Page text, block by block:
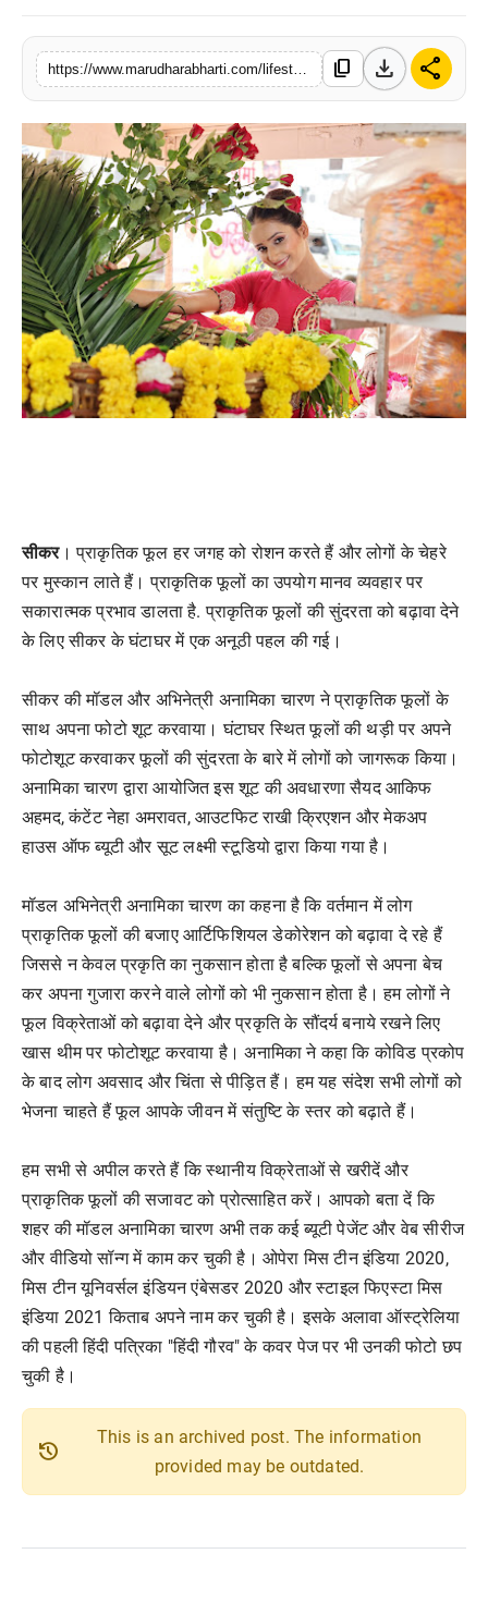
content_copy download share
सीकर। प्राकृतिक फूल हर जगह को रोशन करते हैं और लोगों के चेहरे
पर मुस्कान लाते हैं। प्राकृतिक फूलों का उपयोग मानव व्यवहार पर
सकारात्मक प्रभाव डालता है. प्राकृतिक फूलों की सुंदरता को बढ़ावा देने
के लिए सीकर के घंटाघर में एक अनूठी पहल की गई।
सीकर की मॉडल और अभिनेत्री अनामिका चारण ने प्राकृतिक फूलों के
साथ अपना फोटो शूट करवाया। घंटाघर स्थित फूलों की थड़ी पर अपने
फोटोशूट करवाकर फूलों की सुंदरता के बारे में लोगों को जागरूक किया।
अनामिका चारण द्वारा आयोजित इस शूट की अवधारणा सैयद आकिफ
अहमद, कंटेंट नेहा अमरावत, आउटफिट राखी क्रिएशन और मेकअप
हाउस ऑफ ब्यूटी और सूट लक्ष्मी स्टूडियो द्वारा किया गया है।
मॉडल अभिनेत्री अनामिका चारण का कहना है कि वर्तमान में लोग
प्राकृतिक फूलों की बजाए आर्टिफिशियल डेकोरेशन को बढ़ावा दे रहे हैं
जिससे न केवल प्रकृति का नुकसान होता है बल्कि फूलों से अपना बेच
कर अपना गुजारा करने वाले लोगों को भी नुकसान होता है। हम लोगों ने
फूल विक्रेताओं को बढ़ावा देने और प्रकृति के सौंदर्य बनाये रखने लिए
खास थीम पर फोटोशूट करवाया है। अनामिका ने कहा कि कोविड प्रकोप
के बाद लोग अवसाद और चिंता से पीड़ित हैं। हम यह संदेश सभी लोगों को
भेजना चाहते हैं फूल आपके जीवन में संतुष्टि के स्तर को बढ़ाते हैं।
हम सभी से अपील करते हैं कि स्थानीय विक्रेताओं से खरीदें और
प्राकृतिक फूलों की सजावट को प्रोत्साहित करें। आपको बता दें कि
शहर की मॉडल अनामिका चारण अभी तक कई ब्यूटी पेजेंट और वेब सीरीज
और वीडियो सॉन्ग में काम कर चुकी है। ओपेरा मिस टीन इंडिया 2020,
मिस टीन यूनिवर्सल इंडियन एंबेसडर 2020 और स्टाइल फिएस्टा मिस
इंडिया 2021 किताब अपने नाम कर चुकी है। इसके अलावा ऑस्ट्रेलिया
की पहली हिंदी पत्रिका "हिंदी गौरव" के कवर पेज पर भी उनकी फोटो छप
चुकी है।
history
This is an archived post. The information
provided may be outdated.